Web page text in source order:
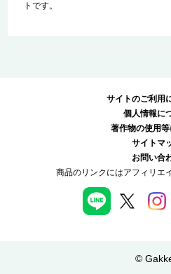
トです。
サイトのご利用
個人情報に
著作物の使用
サイトマ
お問い合
商品のリンクにはアフィリエ
©